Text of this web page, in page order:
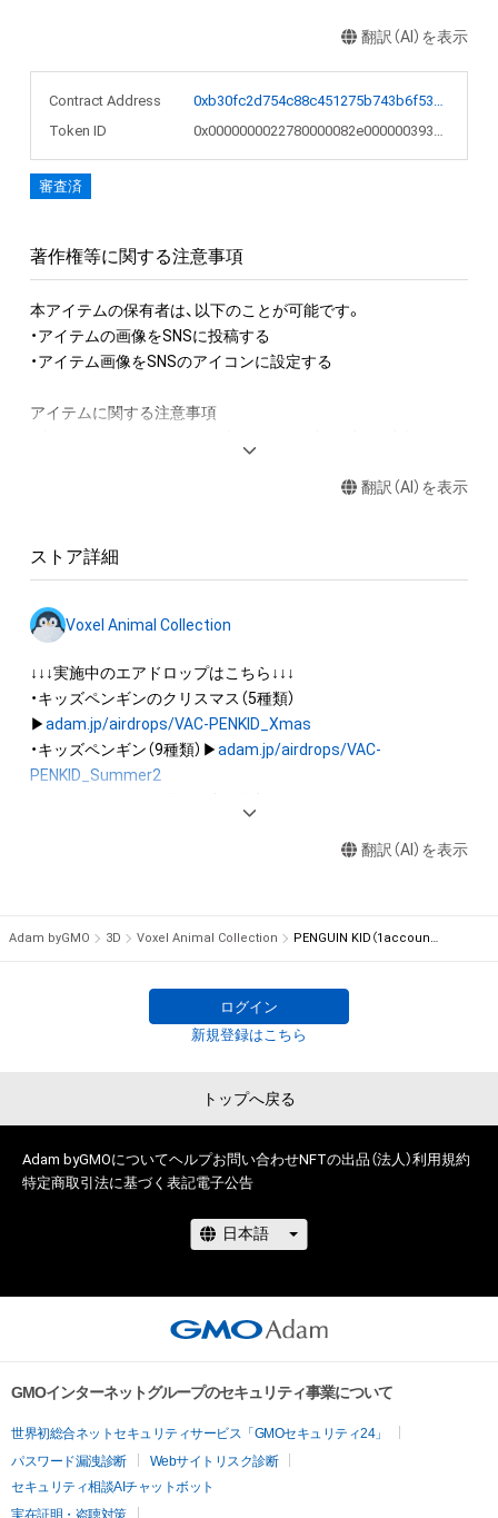
翻訳（AI）を表示
Contract Address
0xb30fc2d754c88c451275b743b6f530f19f643683
Token ID
0x0000000022780000082e000000393b37
審査済
著作権等に関する注意事項
本アイテムの保有者は、以下のことが可能です。
・アイテムの画像をSNSに投稿する
・アイテム画像をSNSのアイコンに設定する
アイテムに関する注意事項
権(著作権、特許権、実用新案権、商標権、意匠権その他の知的財
作権を有する方、著作隣接権の権利者またはその管理委託を受
を保有していたとしても、本アイテムに関する創作物にかかる
知的財産権を有することを意味しません。
・本アイテムの著作権を有する方、著作隣接権の権利者またはそ
の管理委託を受けている者からの事前の同意なしに、上記の「本
アイテムの保有者が有する権利」の範囲を超えた行為、知的財産
権を侵害するおそれのある行為(改変、公開、配布、逆コンパイ
ル、リバースエンジニアリングを含みますが、これに限定されま
・本アイテムに関する創作物の利用については、公序良俗や法令
に反する利用またはその恐れのある利用など、作成者が不適切
翻訳（AI）を表示
ストア詳細
Voxel Animal Collection
↓↓↓実施中のエアドロップはこちら↓↓↓
・キッズペンギンのクリスマス（5種類）
▶adam.jp/airdrops/VAC-PENKID_Xmas
・キッズペンギン（9種類）▶adam.jp/airdrops/VAC-
PENKID_Summer2
・フクロウ（3種類）▶ adam.jp/airdrops/VAC-OWL
adam.jp/airdrops/VAC-NY2024
翻訳（AI）を表示
Adam byGMO 3D Voxel Animal Collection PENGUIN KID（1account typeC）
ログイン
新規登録はこちら
トップへ戻る
Adam byGMOについてヘルプお問い合わせNFTの出品（法人）利用規約
特定商取引法に基づく表記電子公告
GMOインターネットグループのセキュリティ事業について
世界初総合ネットセキュリティサービス「GMOセキュリティ24」
パスワード漏洩診断
Webサイトリスク診断
セキュリティ相談AIチャットボット